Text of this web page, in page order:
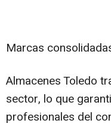
Marcas
Almacenes Toledo
sector, lo que
profesionales del